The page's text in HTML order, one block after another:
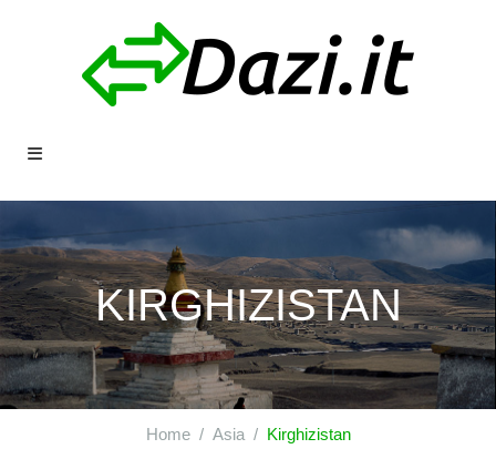
KIRGHIZISTAN
Home Asia Kirghizistan